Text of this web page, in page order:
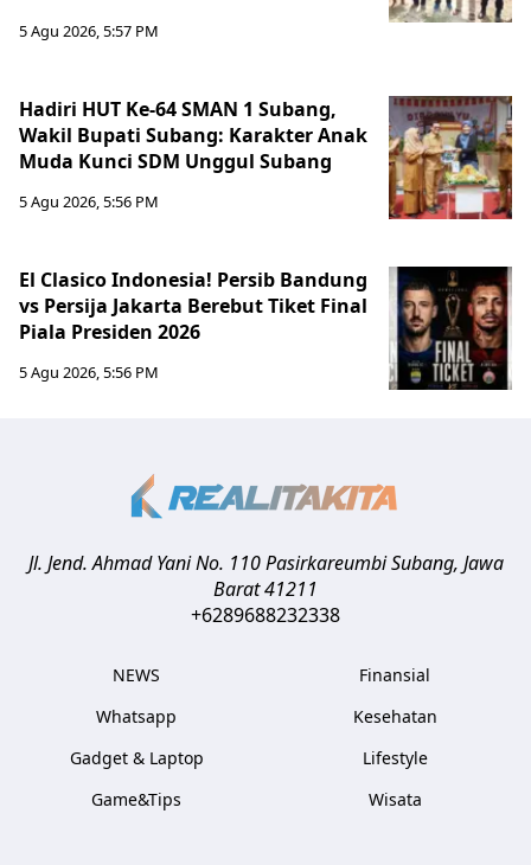
5 Agu 2026, 5:57 PM
Hadiri HUT Ke-64 SMAN 1 Subang,
Wakil Bupati Subang: Karakter Anak
Muda Kunci SDM Unggul Subang
5 Agu 2026, 5:56 PM
El Clasico Indonesia! Persib Bandung
vs Persija Jakarta Berebut Tiket Final
Piala Presiden 2026
5 Agu 2026, 5:56 PM
Jl. Jend. Ahmad Yani No. 110 Pasirkareumbi Subang, Jawa
Barat41211
+6289688232338
NEWS
Whatsapp
Gadget & Laptop
Game&Tips
Finansial
Kesehatan
Lifestyle
Wisata